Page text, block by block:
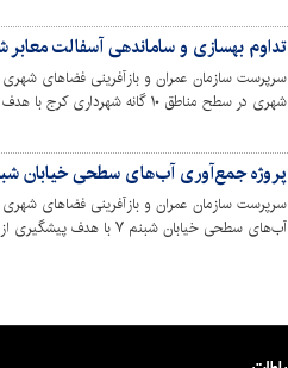
تداوم بهسازی و ساماندهی آسفالت معابر
سرپرست سازمان عمران و بازآفرینی فضاهای
شهری در سطح مناطق ۱۰ گانه
پروژه جمع‌آوری آب‌های سطحی خیابان شبنم ۷ کلید
سرپرست سازمان عمران و بازآفرینی فضاهای شهری
آب‌های سطحی خیابان شبنم